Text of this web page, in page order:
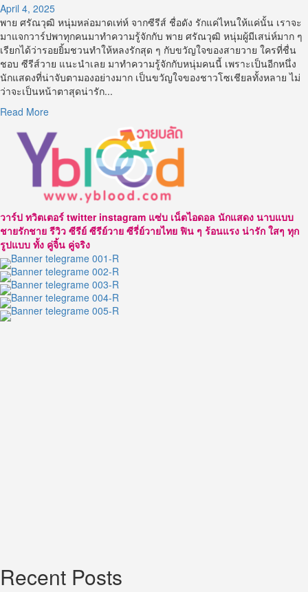
April 4, 2025
พาย ศรัณวุฒิ หนุ่มหล่อมาดเท่ห์ จากซีรีส์ ชื่อดัง รักแค่ไหนให้แค่นั้น เราจะ
มาแจกวาร์ปพาทุกคนมาทำความรู้จักกับ พาย ศรัณวุฒิ หนุ่มผู้มีเสน่ห์มาก ๆ
เรียกได้ว่ารอยยิ้มชวนทำให้หลงรักสุด ๆ กับขวัญใจของสายวาย ใครที่ชื่น
ชอบ ซีรีส์วาย แนะนำเลย มาทำความรู้จักกับหนุ่มคนนี้ เพราะเป็นอีกหนึ่ง
นักแสดงที่น่าจับตามองอย่างมาก เป็นขวัญใจของชาวโซเชียลทั้งหลาย ไม่
ว่าจะเป็นหน้าตาสุดน่ารัก...
Read MoreRead
about
เปิด
วาร์
หนุ่ม
มาด
เท่ห์
พาย
ศรัณ
วุฒิ
จาก
ซี
รีส์
วาร์ป ทวิตเตอร์ twitter instagram แซ่บ เน็ตไอดอล นักแสดง นาบแบบ
ชายรักชาย รีวิว ซีรีย์ ซีรีย์วาย ซีรี่ย์วายไทย ฟิน ๆ ร้อนแรง น่ารัก ใสๆ ทุก
รูปแบบ ทั้ง คู่จิ้น คู่จริง
Recent Posts